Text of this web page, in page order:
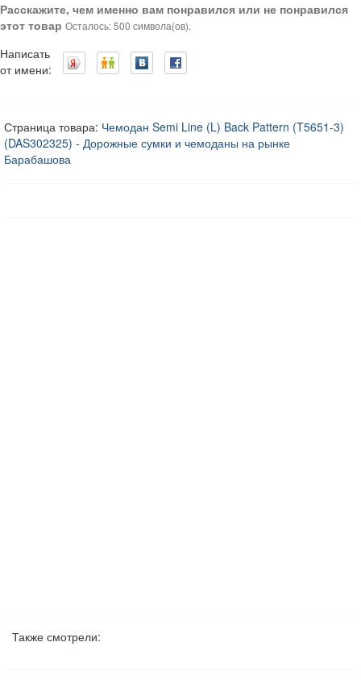
Расскажите, чем именно вам понравился или не понравился
этот товар Осталось: 500 символа(ов).
Написать
от имени:
Страница товара: Чемодан Semi Line (L) Back Pattern (T5651-3)
(DAS302325) - Дорожные сумки и чемоданы на рынке
Барабашова
Также смотрели: